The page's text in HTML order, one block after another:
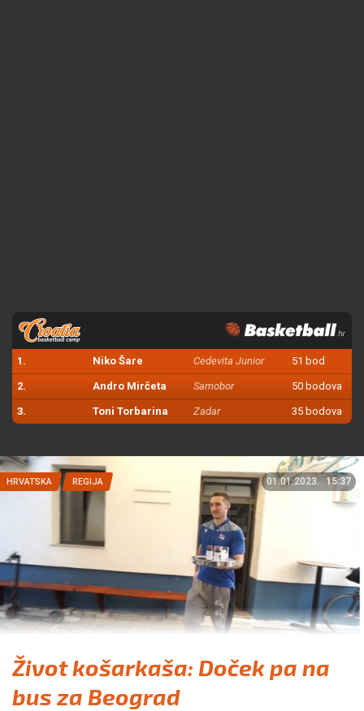
1. Niko Šare Cedevita Junior 51 bod
2. Andro Mirčeta Samobor 50 bodova
3. Toni Torbarina Zadar 35 bodova
HRVATSKA REGIJA 01.01.2023. 15:37
Život košarkaša: Doček pa na
bus za Beograd